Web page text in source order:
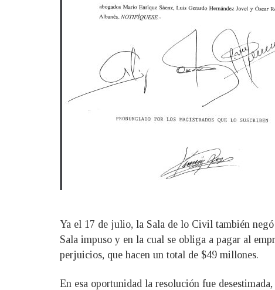
Ya el 17 de julio, la Sala de lo Civil también
Sala impuso y en la cual se obliga a pagar al
perjuicios, que hacen un total de $49 millones.
En esa oportunidad la resolución fue